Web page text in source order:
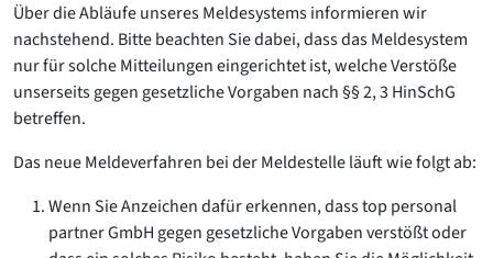
Über die Abläufe unseres Meldesystems informieren wir
nachstehend. Bitte beachten Sie dabei, dass das Meldesystem
nur für solche Mitteilungen eingerichtet ist, welche Verstöße
unserseits gegen gesetzliche Vorgaben nach §§ 2, 3 HinSchG
betreffen.
Das neue Meldeverfahren bei der Meldestelle läuft wie folgt ab:
Wenn Sie Anzeichen dafür erkennen, dass top personal
partner GmbH gegen gesetzliche Vorgaben verstößt oder